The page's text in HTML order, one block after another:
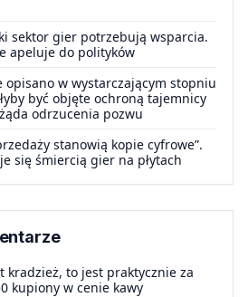
sektor gier potrzebują wsparcia.
apeluje do polityków
opisano w wystarczającym stopniu
być objęte ochroną tajemnicy
odrzucenia pozwu
stanowią kopie cyfrowe”.
się śmiercią gier na płytach
kradzież, to jest praktycznie za
kupiony w cenie kawy